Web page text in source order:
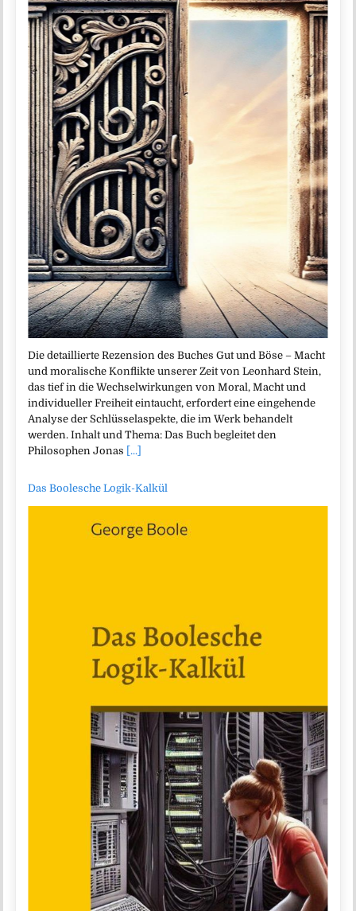
Die detaillierte Rezension des Buches Gut und Böse – Macht
und moralische Konflikte unserer Zeit von Leonhard Stein,
das tief in die Wechselwirkungen von Moral, Macht und
individueller Freiheit eintaucht, erfordert eine eingehende
Analyse der Schlüsselaspekte, die im Werk behandelt
werden. Inhalt und Thema: Das Buch begleitet den
Philosophen Jonas [...]
Das Boolesche Logik-Kalkül